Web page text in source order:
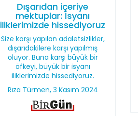
Dışarıdan içeriye
mektuplar: İsyanı
iliklerimizde hissediyoruz
Size karşı yapılan adaletsizlikler,
dışarıdakilere karşı yapılmış
oluyor. Buna karşı büyük bir
öfkeyi, büyük bir isyanı
iliklerimizde hissediyoruz.
Rıza Türmen, 3 Kasım 2024